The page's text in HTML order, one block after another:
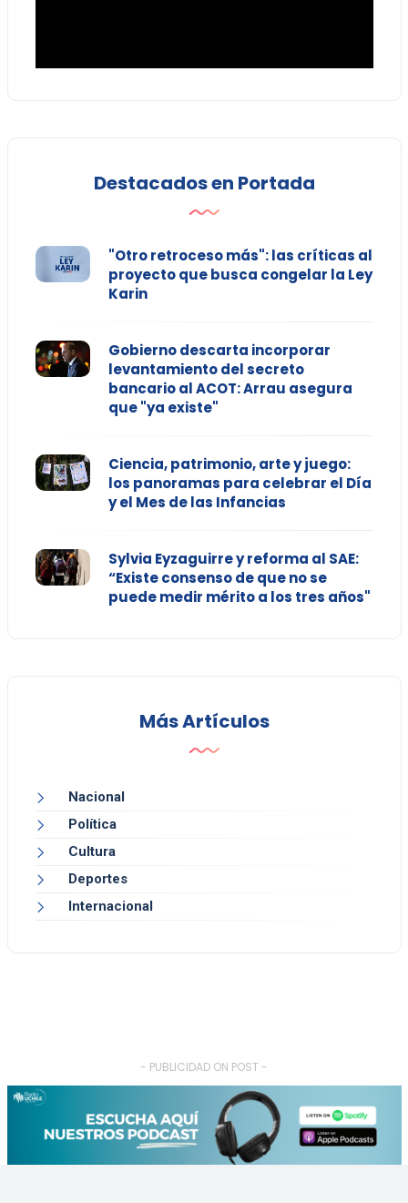
Destacados en Portada
"Otro retroceso más": las críticas al
proyecto que busca congelar la Ley
Karin
Gobierno descarta incorporar
levantamiento del secreto
bancario al ACOT: Arrau asegura
que "ya existe"
Ciencia, patrimonio, arte y juego:
los panoramas para celebrar el Día
y el Mes de las Infancias
Sylvia Eyzaguirre y reforma al SAE:
“Existe consenso de que no se
puede medir mérito a los tres años"
Más Artículos
Nacional
Política
Cultura
Deportes
Internacional
- PUBLICIDAD ON POST -